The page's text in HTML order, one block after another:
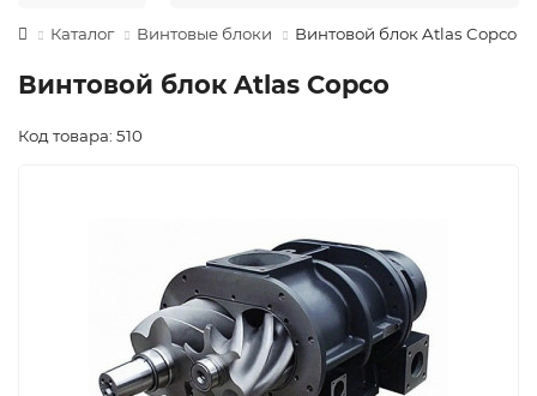
Каталог Винтовые блоки Винтовой блок Atlas Copco
Винтовой блок Atlas Copco
Код товара: 510